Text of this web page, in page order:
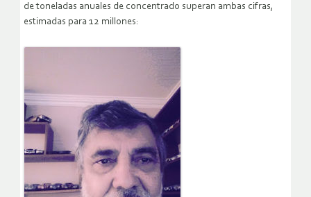
de toneladas anuales de concentrado superan ambas cifras,
estimadas para 12 millones: